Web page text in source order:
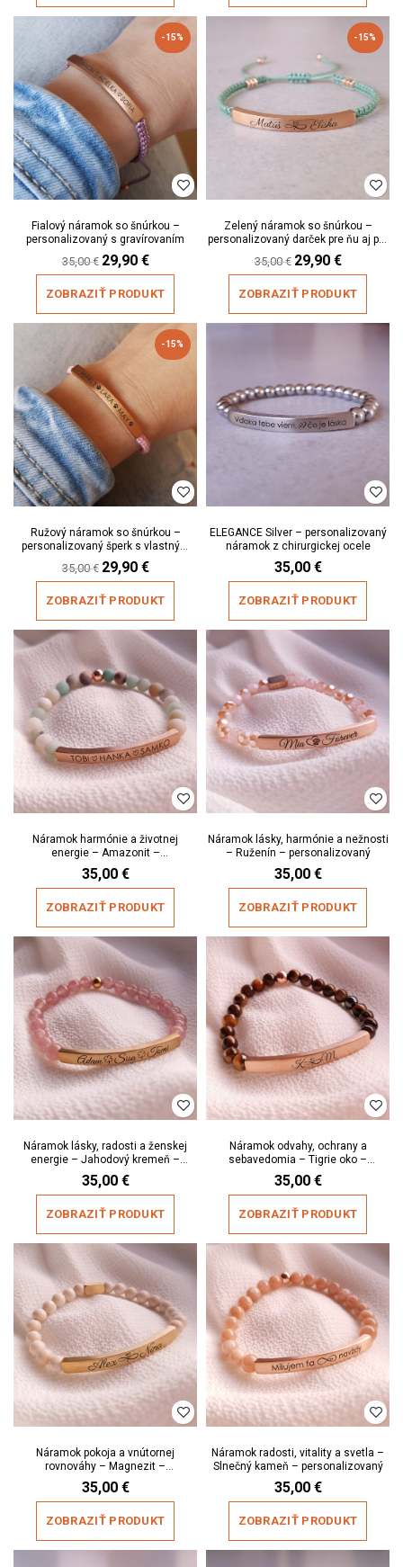
-15%
Fialový náramok so šnúrkou –
personalizovaný s gravírovaním
35,00€ Original
price
was:
29,90 €Current
price
is:
ZOBRAZIŤ PRODUKT
-15%
Zelený náramok so šnúrkou –
personalizovaný darček pre ňu aj pre
neho
35,00€ Original
price
was:
29,90 €Current
price
is:
ZOBRAZIŤ PRODUKT
-15%
Ružový náramok so šnúrkou –
personalizovaný šperk s vlastným
textom
35,00€ Original
price
was:
29,90 €Current
price
is:
ZOBRAZIŤ PRODUKT
ELEGANCE Silver – personalizovaný
náramok z chirurgickej ocele
35,00 €
ZOBRAZIŤ PRODUKT
Náramok harmónie a životnej
energie – Amazonit –
personalizovaný
35,00 €
ZOBRAZIŤ PRODUKT
Náramok lásky, harmónie a nežnosti
– Ruženín – personalizovaný
35,00 €
ZOBRAZIŤ PRODUKT
Náramok lásky, radosti a ženskej
energie – Jahodový kremeň –
personalizovaný
35,00 €
ZOBRAZIŤ PRODUKT
Náramok odvahy, ochrany a
sebavedomia – Tigrie oko –
personalizovaný
35,00 €
ZOBRAZIŤ PRODUKT
Náramok pokoja a vnútornej
rovnováhy – Magnezit –
personalizovaný
35,00 €
ZOBRAZIŤ PRODUKT
Náramok radosti, vitality a svetla –
Slnečný kameň – personalizovaný
35,00 €
ZOBRAZIŤ PRODUKT